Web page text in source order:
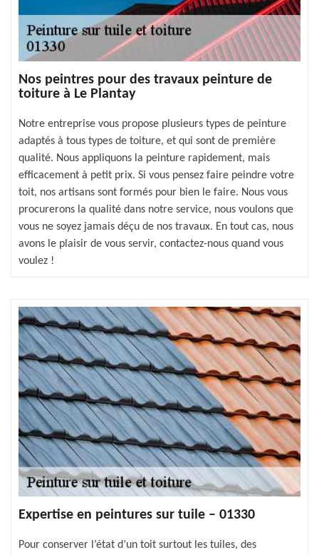
Nos peintres pour des travaux peinture de
toiture à Le Plantay
Notre entreprise vous propose plusieurs types de peinture
adaptés à tous types de toiture, et qui sont de première
qualité. Nous appliquons la peinture rapidement, mais
efficacement à petit prix. Si vous pensez faire peindre votre
toit, nos artisans sont formés pour bien le faire. Nous vous
procurerons la qualité dans notre service, nous voulons que
vous ne soyez jamais déçu de nos travaux. En tout cas, nous
avons le plaisir de vous servir, contactez-nous quand vous
voulez !
Expertise en peintures sur tuile – 01330
Pour conserver l’état d’un toit surtout les tuiles, des